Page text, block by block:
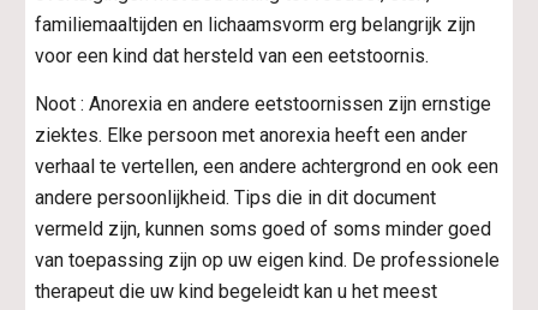
familiemaaltijden en lichaamsvorm erg belangrijk zijn
voor een kind dat hersteld van een eetstoornis.
Noot : Anorexia en andere eetstoornissen zijn ernstige
ziektes. Elke persoon met anorexia heeft een ander
verhaal te vertellen, een andere achtergrond en ook een
andere persoonlijkheid. Tips die in dit document
vermeld zijn, kunnen soms goed of soms minder goed
van toepassing zijn op uw eigen kind. De professionele
therapeut die uw kind begeleidt kan u het meest